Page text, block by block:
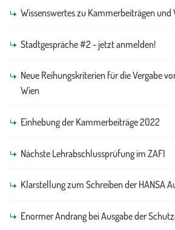
Wissenswertes zu Kammerbeiträgen
Stadtgespräche #2 - jetzt anmelden!
Neue Reihungskriterien für die Vergabe
Wien
Einhebung der Kammerbeiträge 2022
Nächste Lehrabschlussprüfung im ZAFI
Klarstellung zum Schreiben der HANSA
Enormer Andrang bei Ausgabe der